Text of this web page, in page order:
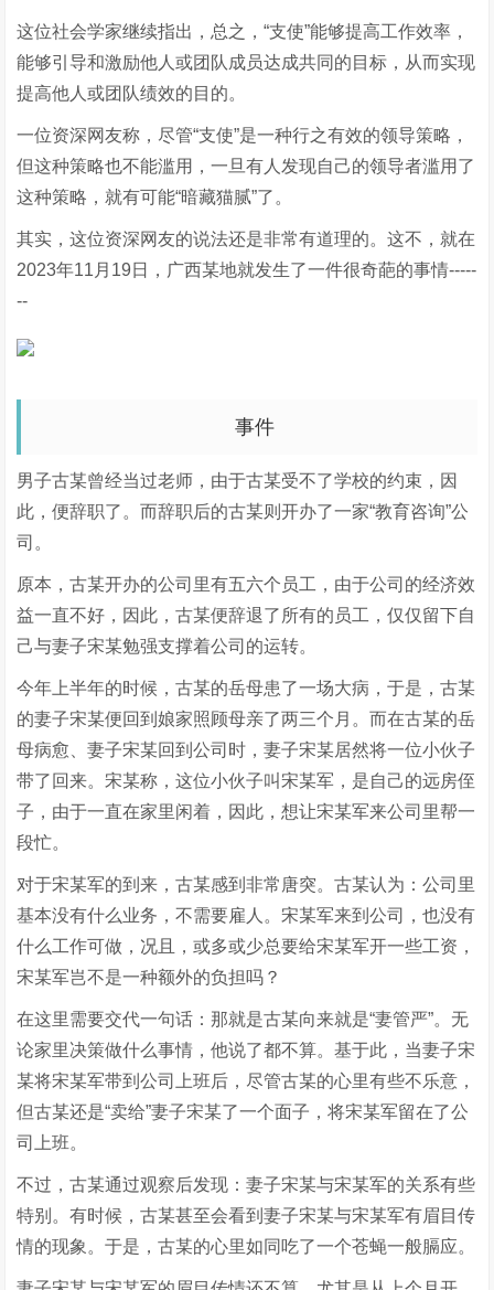
这位社会学家继续指出，总之，“支使”能够提高工作效率，
能够引导和激励他人或团队成员达成共同的目标，从而实现
提高他人或团队绩效的目的。
一位资深网友称，尽管“支使”是一种行之有效的领导策略，
但这种策略也不能滥用，一旦有人发现自己的领导者滥用了
这种策略，就有可能“暗藏猫腻”了。
其实，这位资深网友的说法还是非常有道理的。这不，就在
2023年11月19日，广西某地就发生了一件很奇葩的事情-----
--
事件
男子古某曾经当过老师，由于古某受不了学校的约束，因
此，便辞职了。而辞职后的古某则开办了一家“教育咨询”公
司。
原本，古某开办的公司里有五六个员工，由于公司的经济效
益一直不好，因此，古某便辞退了所有的员工，仅仅留下自
己与妻子宋某勉强支撑着公司的运转。
今年上半年的时候，古某的岳母患了一场大病，于是，古某
的妻子宋某便回到娘家照顾母亲了两三个月。而在古某的岳
母病愈、妻子宋某回到公司时，妻子宋某居然将一位小伙子
带了回来。宋某称，这位小伙子叫宋某军，是自己的远房侄
子，由于一直在家里闲着，因此，想让宋某军来公司里帮一
段忙。
对于宋某军的到来，古某感到非常唐突。古某认为：公司里
基本没有什么业务，不需要雇人。宋某军来到公司，也没有
什么工作可做，况且，或多或少总要给宋某军开一些工资，
宋某军岂不是一种额外的负担吗？
在这里需要交代一句话：那就是古某向来就是“妻管严”。无
论家里决策做什么事情，他说了都不算。基于此，当妻子宋
某将宋某军带到公司上班后，尽管古某的心里有些不乐意，
但古某还是“卖给”妻子宋某了一个面子，将宋某军留在了公
司上班。
不过，古某通过观察后发现：妻子宋某与宋某军的关系有些
特别。有时候，古某甚至会看到妻子宋某与宋某军有眉目传
情的现象。于是，古某的心里如同吃了一个苍蝇一般膈应。